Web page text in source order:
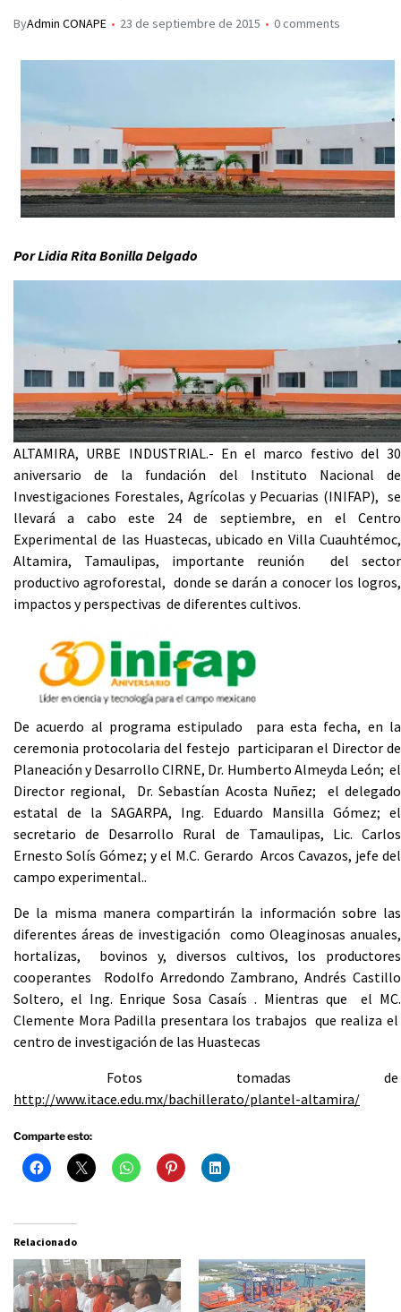
ByAdmin CONAPE 23 de septiembre de 2015 0 comments
Por Lidia Rita Bonilla Delgado
ALTAMIRA, URBE INDUSTRIAL.- En el marco festivo del 30
aniversario de la fundación del Instituto Nacional de
Investigaciones Forestales, Agrícolas y Pecuarias (INIFAP), se
llevará a cabo este 24 de septiembre, en el Centro
Experimental de las Huastecas, ubicado en Villa Cuauhtémoc,
Altamira, Tamaulipas, importante reunión del sector
productivo agroforestal, donde se darán a conocer los logros,
impactos y perspectivas de diferentes cultivos.
De acuerdo al programa estipulado para esta fecha, en la
ceremonia protocolaria del festejo participaran el Director de
Planeación y Desarrollo CIRNE, Dr. Humberto Almeyda León; el
Director regional, Dr. Sebastían Acosta Nuñez; el delegado
estatal de la SAGARPA, Ing. Eduardo Mansilla Gómez; el
secretario de Desarrollo Rural de Tamaulipas, Lic. Carlos
Ernesto Solís Gómez; y el M.C. Gerardo Arcos Cavazos, jefe del
campo experimental..
De la misma manera compartirán la información sobre las
diferentes áreas de investigación como Oleaginosas anuales,
hortalizas, bovinos y, diversos cultivos, los productores
cooperantes Rodolfo Arredondo Zambrano, Andrés Castillo
Soltero, el Ing. Enrique Sosa Casaís . Mientras que el MC.
Clemente Mora Padilla presentara los trabajos que realiza el
centro de investigación de las Huastecas
Fotos tomadas de
http://www.itace.edu.mx/bachillerato/plantel-altamira/
Comparte esto:
Relacionado